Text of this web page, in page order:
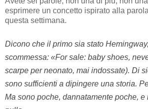
esprimere un concetto ispirato alla
questa settimana.
Dicono che il primo sia stato
scommessa: «For sale: baby shoes,
scarpe per neonato, mai indossate). Di
sono sufficienti a dipingere una storia.
Ma sono poche, dannatamente poche, e